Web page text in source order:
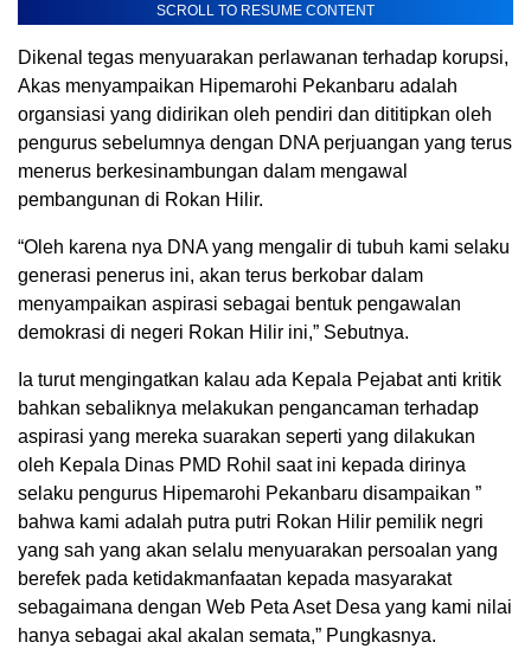
SCROLL TO RESUME CONTENT
Dikenal tegas menyuarakan perlawanan terhadap korupsi,
Akas menyampaikan Hipemarohi Pekanbaru adalah
organsiasi yang didirikan oleh pendiri dan dititipkan oleh
pengurus sebelumnya dengan DNA perjuangan yang terus
menerus berkesinambungan dalam mengawal
pembangunan di Rokan Hilir.
“Oleh karena nya DNA yang mengalir di tubuh kami selaku
generasi penerus ini, akan terus berkobar dalam
menyampaikan aspirasi sebagai bentuk pengawalan
demokrasi di negeri Rokan Hilir ini,” Sebutnya.
Ia turut mengingatkan kalau ada Kepala Pejabat anti kritik
bahkan sebaliknya melakukan pengancaman terhadap
aspirasi yang mereka suarakan seperti yang dilakukan
oleh Kepala Dinas PMD Rohil saat ini kepada dirinya
selaku pengurus Hipemarohi Pekanbaru disampaikan ”
bahwa kami adalah putra putri Rokan Hilir pemilik negri
yang sah yang akan selalu menyuarakan persoalan yang
berefek pada ketidakmanfaatan kepada masyarakat
sebagaimana dengan Web Peta Aset Desa yang kami nilai
hanya sebagai akal akalan semata,” Pungkasnya.